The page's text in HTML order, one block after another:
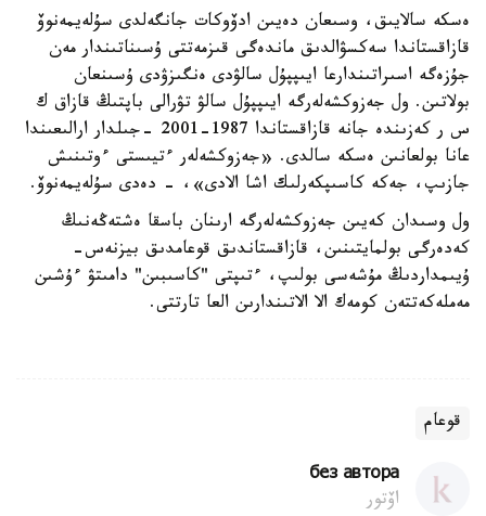
ەسكە سالايىق، وسىعان دەيىن ادۆوكات جانگەلدى سۇلەيمەنوۆ
قازاقستاندا سەكسۋالدىق ماندەگى قىزمەتتى ۇسىناتىندار مەن
جۇزەگە اسىراتىندارعا ايىپپۇل سالۋدى ەنگىزۋدى ۇسىنعان
بولاتىن. ول جەزوكشەلەرگە ايىپپۇل سالۋ تۋرالى باپتىڭ قازاق ك
س ر كەزىندە جانە قازاقستاندا 1987-2001 -جىلدار ارالىعىندا
عانا بولعانىن ەسكە سالدى. «جەزوكشەلەر ءتيىستى ءوتىنىش
جازىپ، جەكە كاسىپكەرلىك اشا الادى»، - دەدى سۇلەيمەنوۆ.
ول وسىدان كەيىن جەزوكشەلەرگە ارىنان باسقا ەشتەڭەنىڭ
كەدەرگى بولمايتىنىن، قازاقستاندىق قوعامدىق بيزنەس-
ۇيىمداردىڭ مۇشەسى بولىپ، ءتىپتى "كاسىبىن" دامىتۋ ءۇشىن
مەملەكەتتەن كومەك الا الاتىندارىن العا تارتتى.
قوعام
без автора
اۆتور